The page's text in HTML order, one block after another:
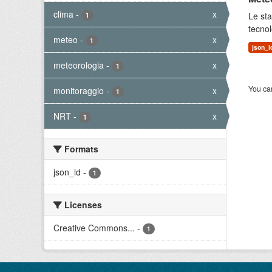
clima - 1 x
meteo - 1 x
meteorologia - 1 x
monitoraggio - 1 x
NRT - 1 x
Formats
json_ld - 1
Licenses
Creative Commons... - 1
Le
You